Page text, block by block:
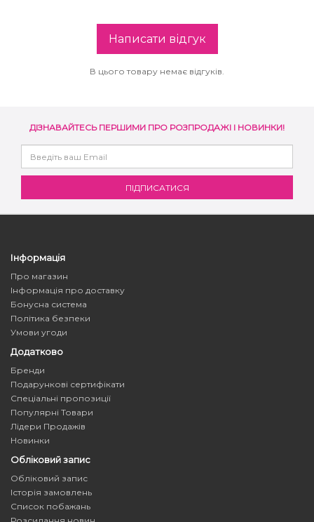
Написати відгук
В цього товару немає відгуків.
ДІЗНАВАЙТЕСЬ ПЕРШИМИ ПРО РОЗПРОДАЖІ І НОВИНКИ!
Інформація
Про магазин
Інформація про доставку
Бонусна система
Політика безпеки
Умови угоди
Додатково
Бренди
Подарункові сертифікати
Спеціальні пропозиції
Популярні Товари
Лідери Продажів
Новинки
Обліковий запис
Обліковий запис
Історія замовлень
Список побажань
Subtil Retouch Lab - захист кольору волосся
Освітлювальні засоби та окислювачі
Laboratoire Ducastel Subtil Blond
волосся
Subrina Glow-Plex - Живлення, зволоження
та блиск волосся